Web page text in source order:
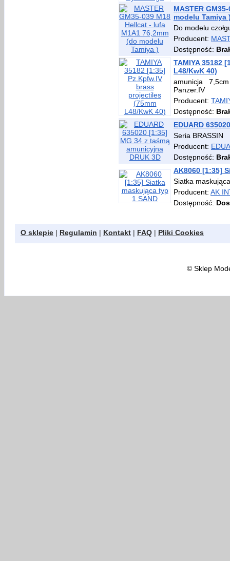
MASTER
modelu Tamiya
Do modelu
Producent:
Dostępność:
TAMIYA 35182
L48/KwK 40)
amunicja
Panzer.IV
Producent:
Dostępność:
EDUARD
Seria BRASSIN
Producent:
Dostępność:
AK8060 [1:35]
Siatka
Producent: AK
Dostępność:
O sklepie | Regulamin | Kontakt | FAQ | Pliki Cookies
©Sklep